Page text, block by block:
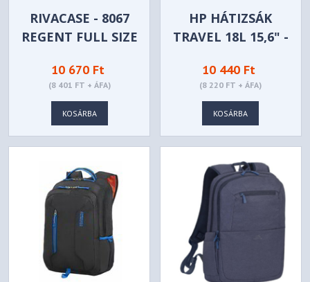
RIVACASE - 8067
REGENT FULL SIZE
BACKPACK -
FEKETE
10 670 Ft
(8 401 FT + ÁFA)
KOSÁRBA
HP HÁTIZSÁK
TRAVEL 18L 15,6" -
10 440 Ft
(8 220 FT + ÁFA)
KOSÁRBA